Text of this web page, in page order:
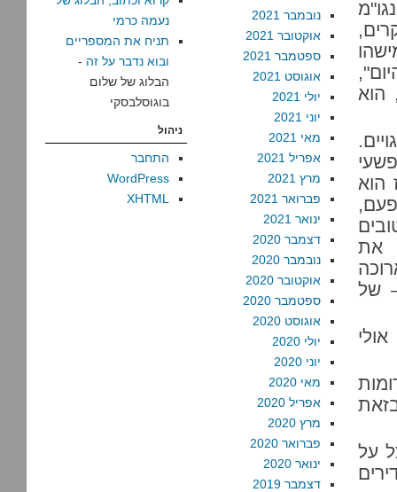
הוא
הוא
את
של
על
נובמבר 2021
אוקטובר 2021
ספטמבר 2021
אוגוסט 2021
יולי 2021
יוני 2021
מאי 2021
אפריל 2021
מרץ 2021
פברואר 2021
ינואר 2021
דצמבר 2020
נובמבר 2020
אוקטובר 2020
ספטמבר 2020
אוגוסט 2020
יולי 2020
יוני 2020
מאי 2020
אפריל 2020
מרץ 2020
פברואר 2020
ינואר 2020
דצמבר 2019
נעמה כרמי
תניח את המספריים
ובוא נדבר על זה -
הבלוג של שלום
בוגוסלבסקי
ניהול
התחבר
WordPress
XHTML